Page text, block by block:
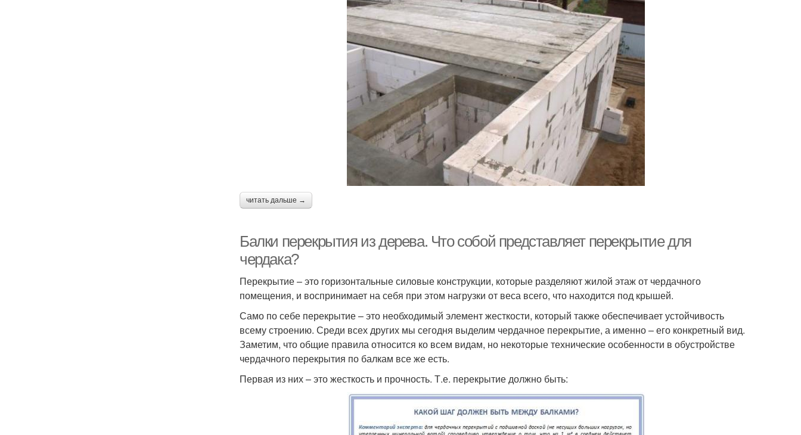
читать дальше →
Балки перекрытия из дерева. Что собой представляет перекрытие для
чердака?
Перекрытие – это горизонтальные силовые конструкции, которые разделяют жилой этаж от чердачного
помещения, и воспринимает на себя при этом нагрузки от веса всего, что находится под крышей.
Само по себе перекрытие – это необходимый элемент жесткости, который также обеспечивает устойчивость
всему строению. Среди всех других мы сегодня выделим чердачное перекрытие, а именно – его конкретный вид.
Заметим, что общие правила относится ко всем видам, но некоторые технические особенности в обустройстве
чердачного перекрытия по балкам все же есть.
Первая из них – это жесткость и прочность. Т.е. перекрытие должно быть: